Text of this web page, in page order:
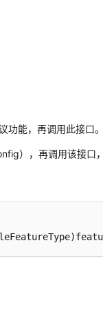
功能，再调用此接口。
），再调用该接口